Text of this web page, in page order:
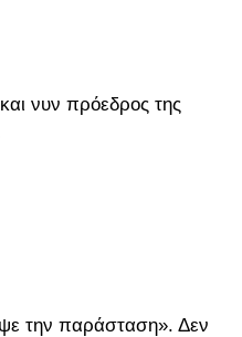
νυν πρόεδρος της
την παράσταση». Δεν